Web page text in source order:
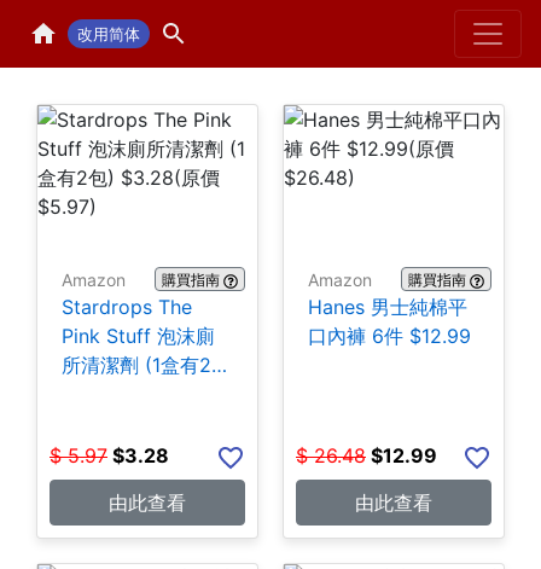
改用简体 Home
Amazon 購買指南
Stardrops The
Pink Stuff 泡沫廁
所清潔劑 (1盒有2
$ 5.97 $3.28
由此查看
Amazon 購買指南
Hanes 男士純棉平
口內褲 6件 $12.99
$ 26.48 $12.99
由此查看